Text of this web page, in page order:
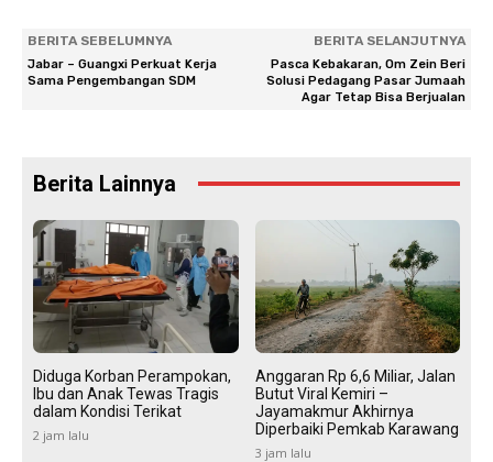
BERITA SEBELUMNYA
Jabar – Guangxi Perkuat Kerja
Sama Pengembangan SDM
BERITA SELANJUTNYA
Pasca Kebakaran, Om Zein Beri
Solusi Pedagang Pasar Jumaah
Agar Tetap Bisa Berjualan
Berita Lainnya
Diduga Korban Perampokan,
Ibu dan Anak Tewas Tragis
dalam Kondisi Terikat
2 jam lalu
Anggaran Rp 6,6 Miliar, Jalan
Butut Viral Kemiri –
Jayamakmur Akhirnya
Diperbaiki Pemkab Karawang
3 jam lalu